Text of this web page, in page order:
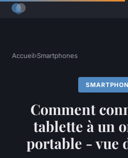
Accueil›Smartphones
Comment
tablette à un
portable - vue